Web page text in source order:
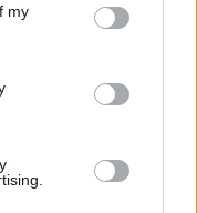
You may click to
third-party tags to
in below Google
my
de messzire